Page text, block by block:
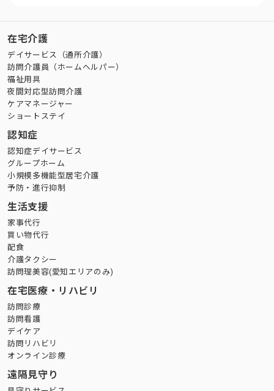
在宅介護
デイサービス（通所介護）
訪問介護員（ホームヘルパー）
福祉用具
夜間対応型訪問介護
ケアマネージャー
ショートステイ
認知症
認知症デイサービス
グループホーム
小規模多機能型居宅介護
予防・進行抑制
生活支援
家事代行
買い物代行
配食
介護タクシー
訪問理美容(愛知エリアのみ)
在宅医療・リハビリ
訪問診療
訪問看護
デイケア
訪問リハビリ
オンライン診療
遠隔見守り